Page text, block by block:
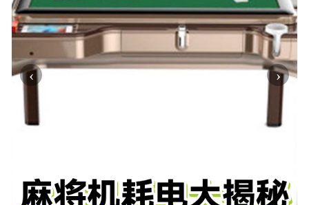
‹ ›